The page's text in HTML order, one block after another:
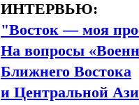
ИНТЕРВЬЮ:
"Восток — моя
На вопросы
Ближнего Востока
и Центральной